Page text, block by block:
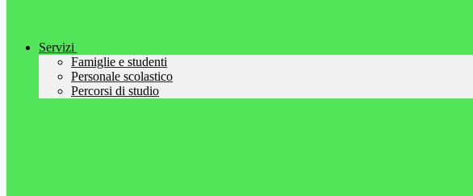
Servizi
Famiglie e studenti
Personale scolastico
Percorsi di studio